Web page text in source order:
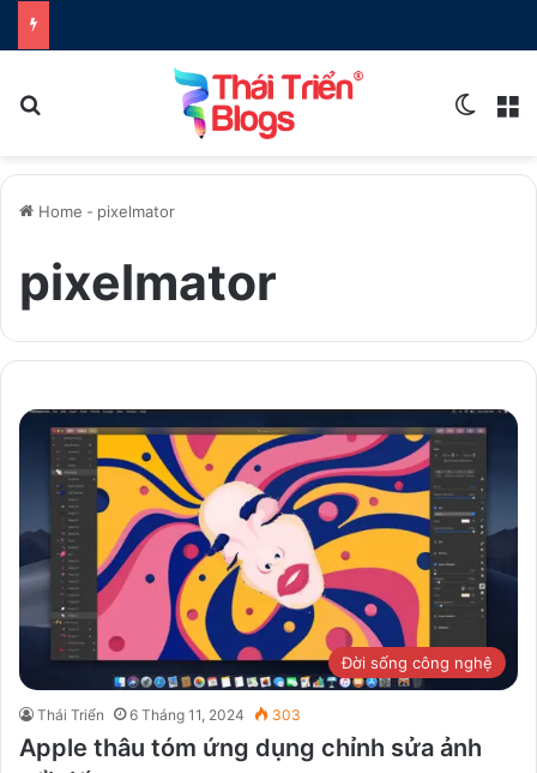
Home - pixelmator
pixelmator
Đời sống công nghệ
Thái Triển 6 Tháng 11, 2024 303
Apple thâu tóm ứng dụng chỉnh sửa ảnh